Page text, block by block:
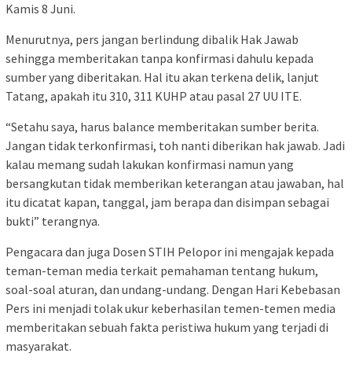
Kamis 8 Juni.
Menurutnya, pers jangan berlindung dibalik Hak Jawab
sehingga memberitakan tanpa konfirmasi dahulu kepada
sumber yang diberitakan. Hal itu akan terkena delik, lanjut
Tatang, apakah itu 310, 311 KUHP atau pasal 27 UU ITE.
“Setahu saya, harus balance memberitakan sumber berita.
Jangan tidak terkonfirmasi, toh nanti diberikan hak jawab. Jadi
kalau memang sudah lakukan konfirmasi namun yang
bersangkutan tidak memberikan keterangan atau jawaban, hal
itu dicatat kapan, tanggal, jam berapa dan disimpan sebagai
bukti” terangnya.
Pengacara dan juga Dosen STIH Pelopor ini mengajak kepada
teman-teman media terkait pemahaman tentang hukum,
soal-soal aturan, dan undang-undang. Dengan Hari Kebebasan
Pers ini menjadi tolak ukur keberhasilan temen-temen media
memberitakan sebuah fakta peristiwa hukum yang terjadi di
masyarakat.